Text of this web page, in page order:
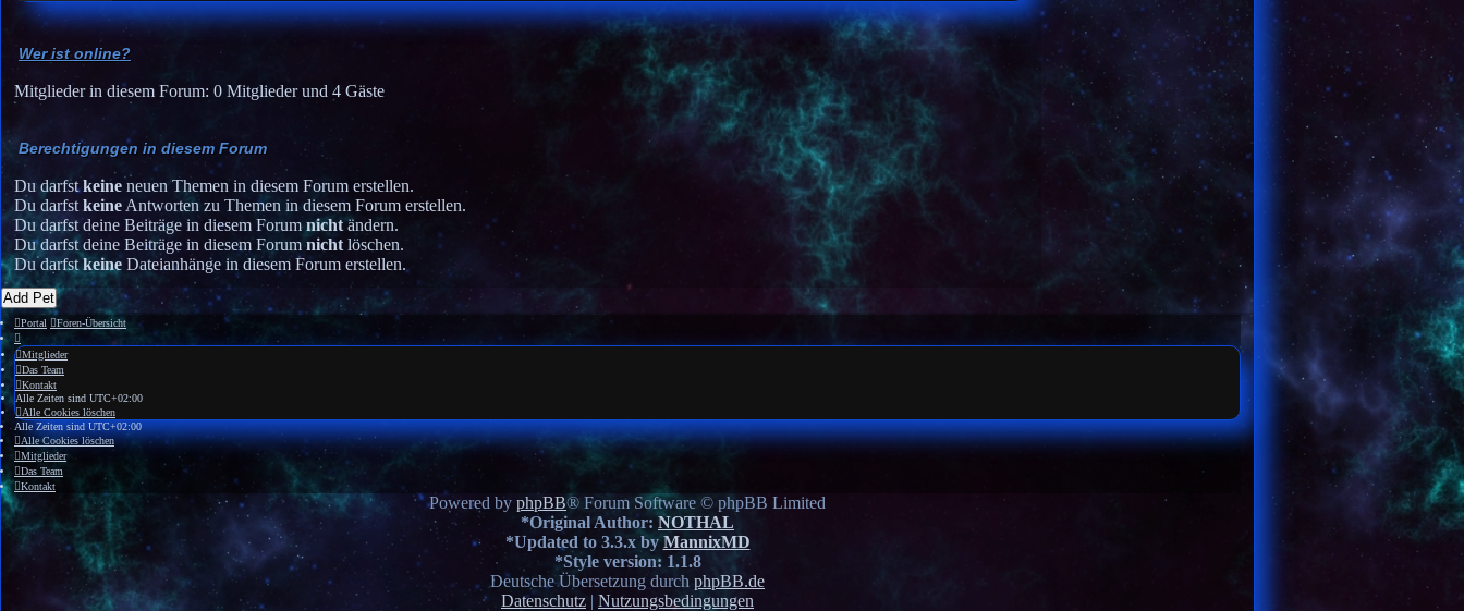
Wer ist online?
Mitglieder in diesem Forum: 0 Mitglieder und 4 Gäste
Berechtigungen in diesem Forum
Du darfstkeine neuen Themen in diesem Forum erstellen.
Du darfst keine Antworten zu Themen in diesem Forum erstellen.
Du darfst deine Beiträge in diesem Forumnichtändern.
Du darfst deine Beiträge in diesem Forum nicht löschen.
Du darfst keine Dateianhänge in diesem Forum erstellen.
Add Pet
Portal Foren-Übersicht
Mitglieder
Das Team
Kontakt
Alle Zeiten sind UTC+02:00
Alle Cookies löschen
Alle Zeiten sindUTC+02:00
Alle Cookies löschen
Mitglieder
Das Team
Kontakt
Powered by phpBB® Forum Software © phpBB Limited
*Original Author:NOTHAL
*Updated to 3.3.x byMannixMD
*Style version: 1.1.8
Deutsche Übersetzung durch phpBB.de
Datenschutz | Nutzungsbedingungen